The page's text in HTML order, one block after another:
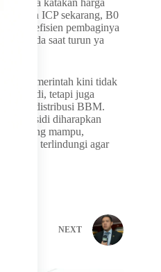
saya katakan harga
dengan ICP sekarang, B0
ada koefisien pembaginya
pada saat turun ya
pemerintah kini tidak
subsidi, tetapi juga
dalam distribusi BBM.
subsidi diharapkan
yang mampu,
tetap terlindungi agar
NEXT